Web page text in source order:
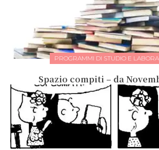
PROGRAMMI DI STUDIO E
Spazio compiti – da